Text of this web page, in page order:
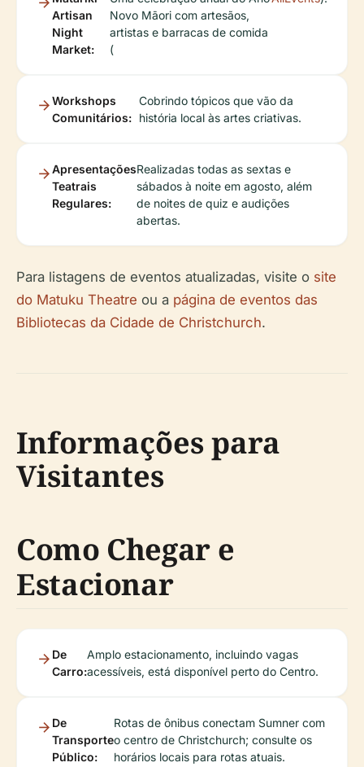
Artisan
Night
Market:
Novo Māori com artesãos,
artistas e barracas de comida
(
Workshops
Comunitários:
Cobrindo tópicos que vão da
história local às artes criativas.
Apresentações
Teatrais
Regulares:
Realizadas todas as sextas e
sábados à noite em agosto, além
de noites de quiz e audições
abertas.
Para listagens de eventos atualizadas, visite o site
do Matuku Theatre ou a página de eventos das
Bibliotecas da Cidade de Christchurch.
Informações para
Visitantes
Como Chegar e
Estacionar
De
Carro:
Amplo estacionamento, incluindo vagas
acessíveis, está disponível perto do Centro.
De
Transporte
Público:
Rotas de ônibus conectam Sumner com
o centro de Christchurch; consulte os
horários locais para rotas atuais.